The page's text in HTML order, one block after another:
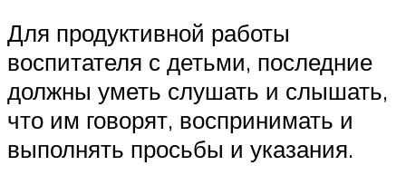
Для продуктивной работы
воспитателя с детьми, последние
должны уметь слушать и слышать,
что им говорят, воспринимать и
выполнять просьбы и указания.